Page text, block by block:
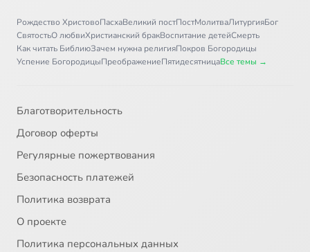
Рождество ХристовоПасхаВеликий постПостМолитваЛитургияБог
СвятостьО любвиХристианский бракВоспитание детейСмерть
Как читать БиблиюЗачем нужна религияПокров Богородицы
Успение БогородицыПреображениеПятидесятницаВсе темы →
Благотворительность
Договор оферты
Регулярные пожертвования
Безопасность платежей
Политика возврата
О проекте
Политика персональных данных